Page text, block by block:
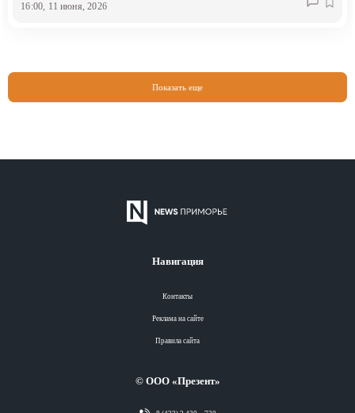
16:00, 11 июня, 2026
Показать еще
Навигация
Контакты
Реклама на сайте
Правила сайта
© ООО «Презент»